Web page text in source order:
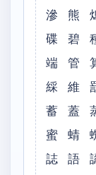
滲 熊
碟 碧
端 管
綵 維
蓄 蓋
蜜 蜻
誌 語